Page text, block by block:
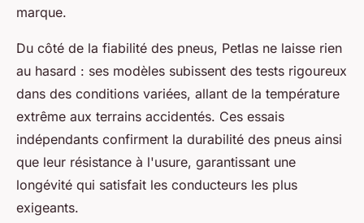
marque.
Du côté de la fiabilité des pneus, Petlas ne laisse rien
au hasard : ses modèles subissent des tests rigoureux
dans des conditions variées, allant de la température
extrême aux terrains accidentés. Ces essais
indépendants confirment la durabilité des pneus ainsi
que leur résistance à l'usure, garantissant une
longévité qui satisfait les conducteurs les plus
exigeants.